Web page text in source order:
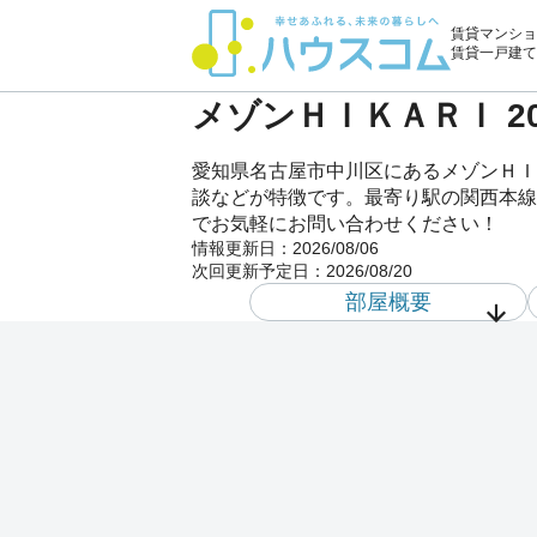
賃貸マンシ
賃貸一戸建
メゾンＨＩＫＡＲＩ
愛知県名古屋市中川区にあるメゾンＨ
談などが特徴です。最寄り駅の関西本
でお気軽にお問い合わせください！
情報更新日： 2026/08/06
次回更新予定日： 2026/08/20
部屋概要